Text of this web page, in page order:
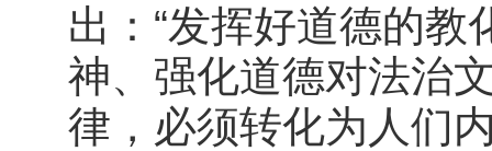
出：“发挥好道德的
神、强化道德对法治
律，必须转化为人们